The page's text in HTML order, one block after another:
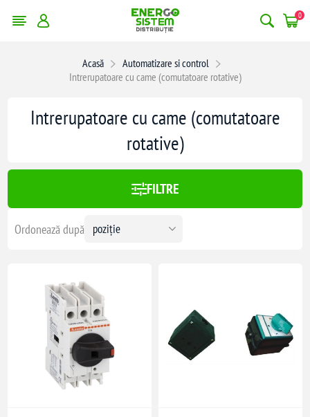
0
Acasă
Automatizare si control
Intrerupatoare cu came (comutatoare rotative)
filtrele
753
Intrerupatoare cu came (comutatoare
rotative)
FILTRE
Ordonează după